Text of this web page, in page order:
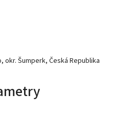
okr. Šumperk, Česká Republika